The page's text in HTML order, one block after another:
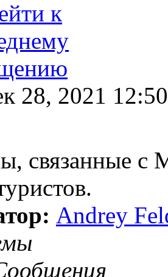
28, 2021
связанные с
Andrey